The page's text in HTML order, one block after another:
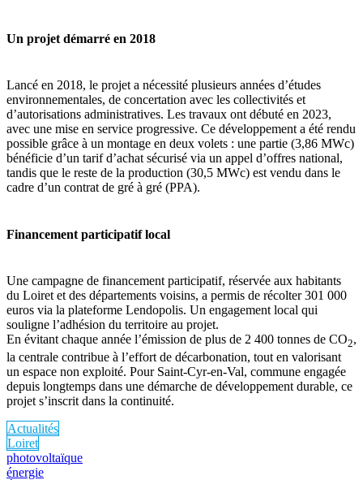
Un projet démarré en 2018
Lancé en 2018, le projet a nécessité plusieurs années d’études
environnementales, de concertation avec les collectivités et
d’autorisations administratives. Les travaux ont débuté en 2023,
avec une mise en service progressive. Ce développement a été rendu
possible grâce à un montage en deux volets : une partie (3,86 MWc)
bénéficie d’un tarif d’achat sécurisé via un appel d’offres national,
tandis que le reste de la production (30,5 MWc) est vendu dans le
cadre d’un contrat de gré à gré (PPA).
Financement participatif local
Une campagne de financement participatif, réservée aux habitants
du Loiret et des départements voisins, a permis de récolter 301 000
euros via la plateforme Lendopolis. Un engagement local qui
souligne l’adhésion du territoire au projet.
En évitant chaque année l’émission de plus de 2 400 tonnes de CO2,
la centrale contribue à l’effort de décarbonation, tout en valorisant
un espace non exploité. Pour Saint-Cyr-en-Val, commune engagée
depuis longtemps dans une démarche de développement durable, ce
projet s’inscrit dans la continuité.
Actualités
Loiret
photovoltaïque
énergie